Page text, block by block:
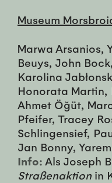
Museum
Marwa Arsanios,
Beuys, John
Karolina
Honorata Martin,
Ahmet Öğüt,
Pfeifer, Tracey
Schlingensief,
Jan Bonny,
Info: Als Joseph
Straßenaktion in